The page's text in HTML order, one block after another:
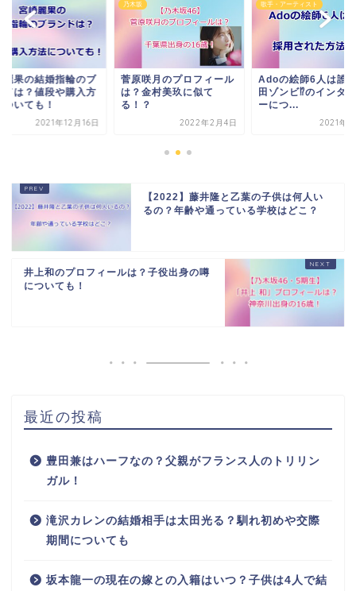
咲月のプロフィール
金村美玖に似て
？
2022年2月4日
歌手・アーティスト
Adoの絵師6人は誰？沼
田ゾンビ⁉のインタビュ
ーにつ...
2021年9月5日
経営者
宮崎麗果の結婚指輪
ランドは？値段や購
法についても！
2021年12
【2022】藤井隆と乙葉の子供は何人い
るの？年齢や通っている学校はどこ？
井上和のプロフィールは？子役出身の噂
についても！
最近の投稿
豊田兼はハーフなの？父親がフランス人のトリリン
ガル！
滝沢カレンの結婚相手は太田光る？馴れ初めや交際
期間についても
坂本龍一の現在の嫁との入籍はいつ？子供は4人で結